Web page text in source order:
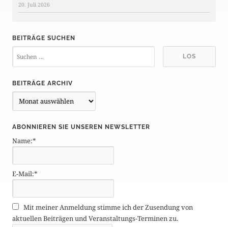
20. Juli 2026
BEITRÄGE SUCHEN
BEITRÄGE ARCHIV
e
t
r
g
e
r
c
h
ABONNIEREN SIE UNSEREN NEWSLETTER
Name:*
E-Mail:*
Mit meiner Anmeldung stimme ich der Zusendung von
aktuellen Beiträgen und Veranstaltungs-Terminen zu.